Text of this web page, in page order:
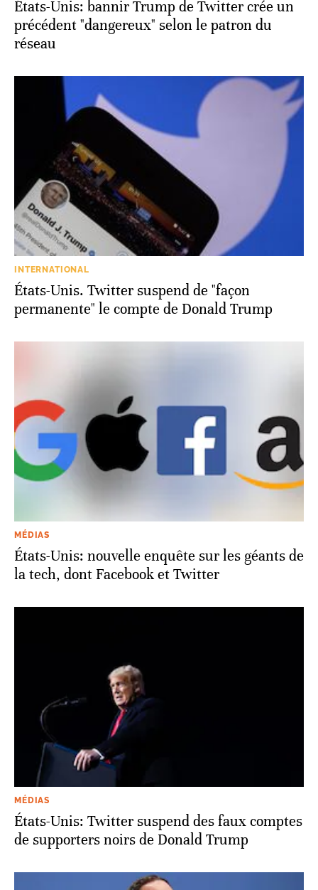
États-Unis: bannir Trump de Twitter crée un
précédent "dangereux" selon le patron du
réseau
INTERNATIONAL
États-Unis. Twitter suspend de "façon
permanente" le compte de Donald Trump
MÉDIAS
États-Unis: nouvelle enquête sur les géants de
la tech, dont Facebook et Twitter
MÉDIAS
États-Unis: Twitter suspend des faux comptes
de supporters noirs de Donald Trump